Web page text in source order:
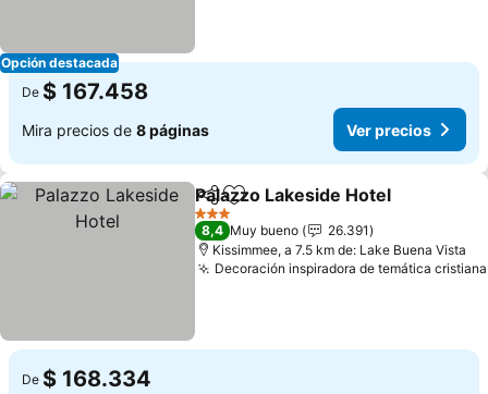
Opción destacada
De $ 167.458
Mira precios de 8 páginas Ver precios
CompartirAgregar a favoritos
Palazzo Lakeside Hotel
3 Estrellas
8,4 Muy bueno
26.391
Kissimmee, a 7.5 km de: Lake Buena Vista
Decoración inspiradora de temática cristiana
De $ 168.334